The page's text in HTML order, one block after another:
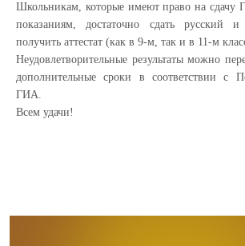
Школьникам, которые имеют право на сдачу
показаниям, достаточно сдать русский
получить аттестат (как в 9-м, так и в 11-м
Неудовлетворительные результаты можно
дополнительные сроки в соответствии с
ГИА.
Всем удачи!